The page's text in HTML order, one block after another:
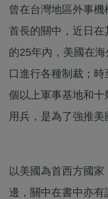
曾在台灣地區外事
首長的關中，近日
的25年內，美國在
口進行各種制裁；
個以上軍事基地和
用兵，是為了強推美
以美國為首西方國
邊，關中在書中亦